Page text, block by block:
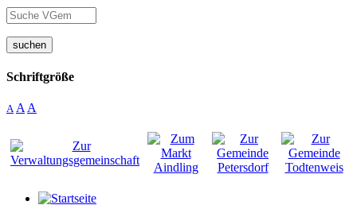
suchen
Schriftgröße
A A A